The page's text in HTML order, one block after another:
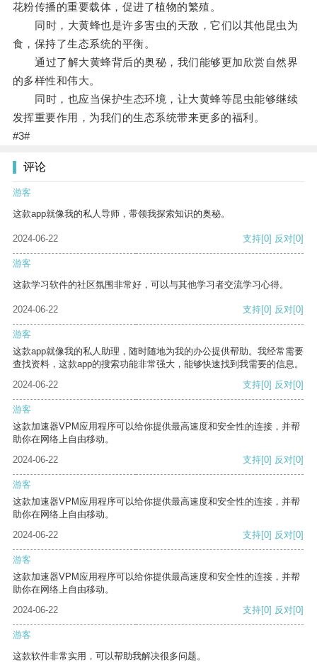
花粉传播的重要载体，促进了植物的繁殖。
同时，大黄蜂也是许多害虫的天敌，它们以其他昆虫为
食，保持了生态系统的平衡。
通过了解大黄蜂背后的奥秘，我们能够更加欣赏自然界
的多样性和伟大。
同时，也应当保护生态环境，让大黄蜂等昆虫能够继续
发挥重要作用，为我们的生态系统带来更多的福利。
#3#
评论
游客
这款app就像我的私人导师，带领我探索知识的奥秘。
2024-06-22 支持[0] 反对[0]
游客
这款学习软件的社区氛围非常好，可以与其他学习者交流学习心得。
2024-06-22 支持[0] 反对[0]
游客
这款app就像我的私人助理，随时随地为我的办公提供帮助。我经常需要
查找资料，这款app的搜索功能非常强大，能够快速找到我需要的信息。
2024-06-22
支持[0] 反对[0]
游客
这款加速器VPM应用程序可以给你提供最高速度和安全性的连接，并帮
助你在网络上自由移动。
2024-06-22
支持[0] 反对[0]
游客
这款加速器VPM应用程序可以给你提供最高速度和安全性的连接，并帮
助你在网络上自由移动。
2024-06-22
支持[0] 反对[0]
游客
这款加速器VPM应用程序可以给你提供最高速度和安全性的连接，并帮
助你在网络上自由移动。
2024-06-22
支持[0] 反对[0]
游客
这款软件非常实用，可以帮助我解决很多问题。